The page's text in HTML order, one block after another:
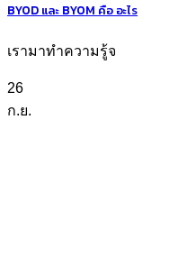
BYOD และ BYOM คือ อะไร
เรามาทำความรู้จ
26
ก.ย.